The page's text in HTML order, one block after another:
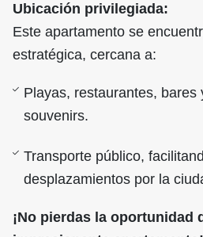
Ubicación privilegiada:
Este apartamento se
estratégica, cercana a:
Playas, restaurantes, bares
souvenirs.
Transporte público,
desplazamientos por la
¡No pierdas la oportunidad